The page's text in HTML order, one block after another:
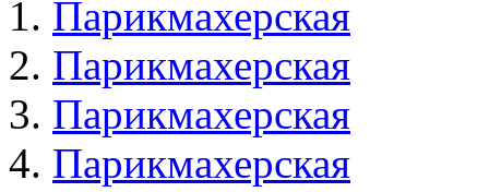
Парикмахерская
Парикмахерская
Парикмахерская
Парикмахерская